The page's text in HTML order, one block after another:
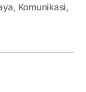
, Komunikasi,